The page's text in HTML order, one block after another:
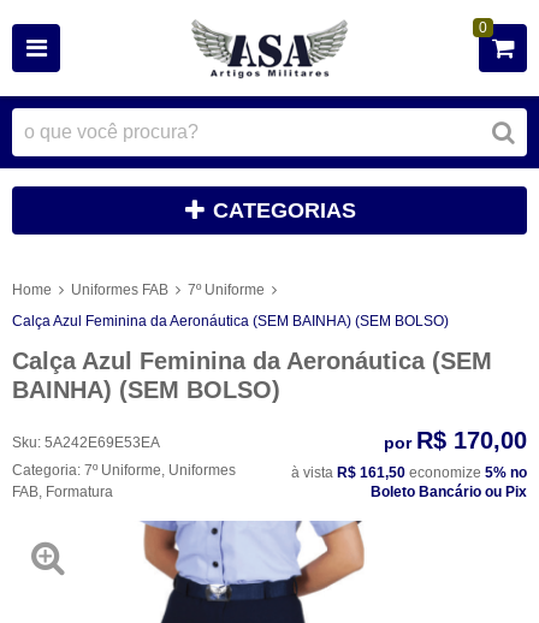
0
CATEGORIAS
Home Uniformes FAB
7º Uniforme
Calça Azul Feminina da Aeronáutica (SEM BAINHA) (SEM BOLSO)
Calça Azul Feminina da Aeronáutica (SEM
BAINHA) (SEM BOLSO)
Sku: 5A242E69E53EA
Categoria: 7º Uniforme Uniformes
FAB Formatura
por R$ 170,00
à vista R$ 161,50 economize 5% no
Boleto Bancário ou Pix